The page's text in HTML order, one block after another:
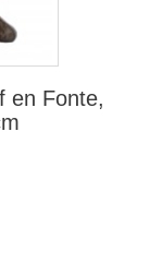
en Fonte,